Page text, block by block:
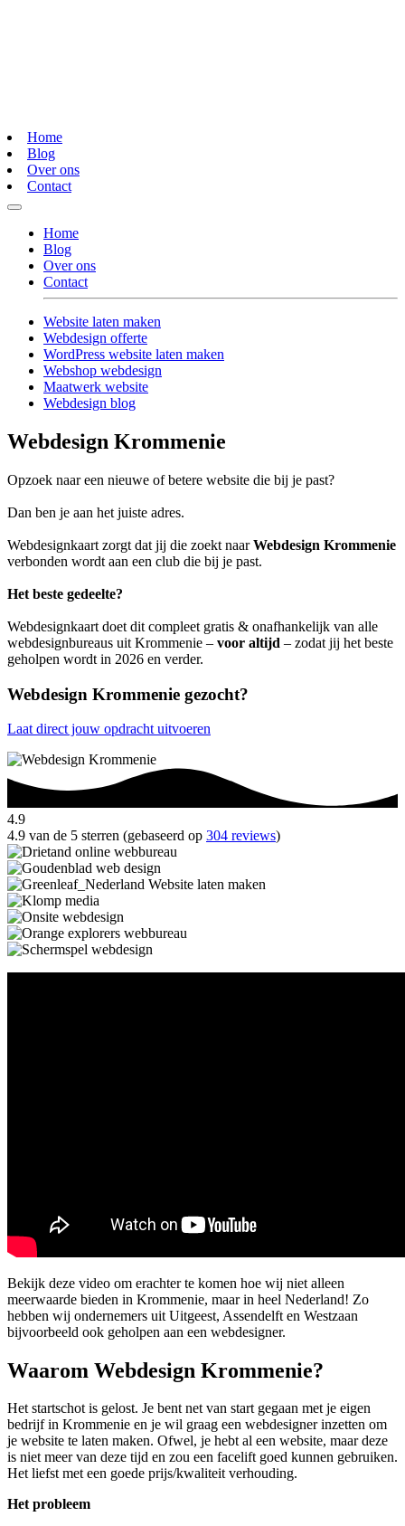
Home
Blog
Over ons
Contact
Home
Blog
Over ons
Contact
Website laten maken
Webdesign offerte
WordPress website laten maken
Webshop webdesign
Maatwerk website
Webdesign blog
Webdesign Krommenie
Opzoek naar een nieuwe of betere website die bij je past?
Dan ben je aan het juiste adres.
Webdesignkaart zorgt dat jij die zoekt naarWebdesign Krommenie
verbonden wordt aan een club die bij je past.
Het beste gedeelte?
Webdesignkaart doet dit compleet gratis & onafhankelijk van alle
webdesignbureaus uit Krommenie – voor altijd – zodat jij het beste
geholpen wordt in 2026 en verder.
Webdesign Krommenie gezocht?
Laat direct jouw opdracht uitvoeren
4.9
4.9 van de 5 sterren (gebaseerd op 304 reviews)
Bekijk deze video om erachter te komen hoe wij niet alleen
meerwaarde bieden in Krommenie, maar in heel Nederland! Zo
hebben wij ondernemers uit Uitgeest, Assendelft en Westzaan
bijvoorbeeld ook geholpen aan een webdesigner.
Waarom Webdesign Krommenie?
Het startschot is gelost. Je bent net van start gegaan met je eigen
bedrijf in Krommenie en je wil graag een webdesigner inzetten om
je website te laten maken. Ofwel, je hebt al een website, maar deze
is niet meer van deze tijd en zou een facelift goed kunnen gebruiken.
Het liefst met een goede prijs/kwaliteit verhouding.
Het probleem